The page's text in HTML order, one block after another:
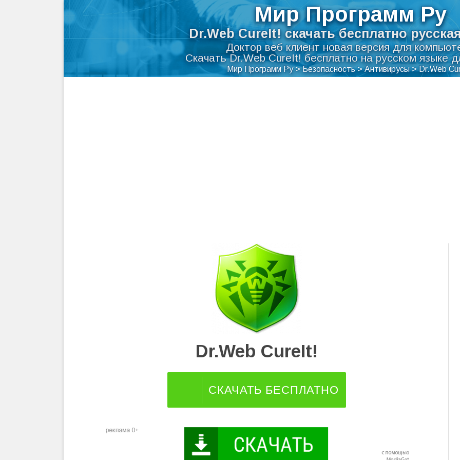
Мир Программ Ру
Dr.Web CureIt! скачать бесплатно
Доктор веб клиент новая версия для
Скачать Dr.Web CureIt! бесплатно на русском языке
Мир Программ Ру>Безопасность>Антивирусы>Dr.Web
Dr.Web CureIt!
СКАЧАТЬ БЕСПЛАТНО